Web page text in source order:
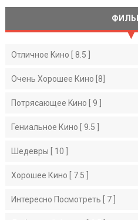
Отличное Kино [ 8.5 ]
Очень Хорошее Кино [8]
Потрясающее Kино [ 9 ]
Гениальное Кино [ 9.5 ]
Шедевры [ 10 ]
Хорошее Кино [ 7.5 ]
Интересно Посмотреть [ 7 ]